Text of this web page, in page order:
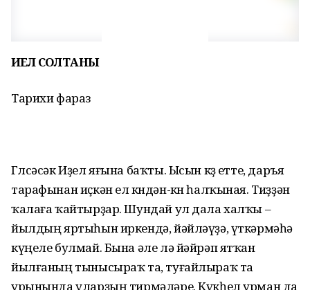
ИҘЕЛ СОЛТАНЫ
Тарихи фараз
Гөлсәсәк Иҙел яғына баҡты. Ысын көҙ етте, даръя
тарафынан иҫкән ел көндән-көн һалҡыная. Тиҙҙән
ҡалаға ҡайтырҙар. Шундай ул дала халҡы –
йылдың яртыһын иркендә, йәйләүҙә, үткәрмәһә
күңеле булмай. Бына әле лә йәйрәп ятҡан
йылғаның тынысыраҡ та, туғай­лыраҡ та
урынында уларҙың тирмәләре. Күкһел урман да